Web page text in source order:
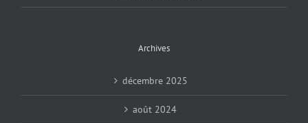
Archives
décembre 2025
août 2024